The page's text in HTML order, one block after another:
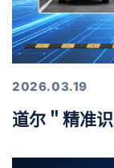
2026.03.19
道尔＂精准